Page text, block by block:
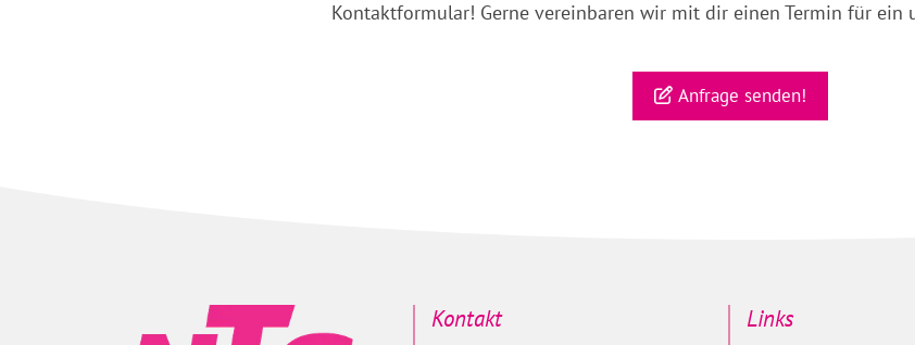
Kontaktformular! Gerne vereinbaren wir mit dir einen Termin für ein
Anfrage senden!
Kontakt Links